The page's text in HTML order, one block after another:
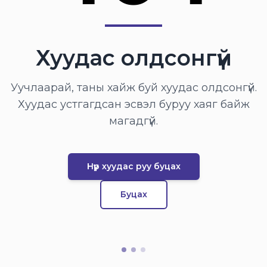
Хуудас олдсонгүй
Уучлаарай, таны хайж буй хуудас олдсонгүй.
Хуудас устгагдсан эсвэл буруу хаяг байж
магадгүй.
Нүүр хуудас руу буцах
Буцах